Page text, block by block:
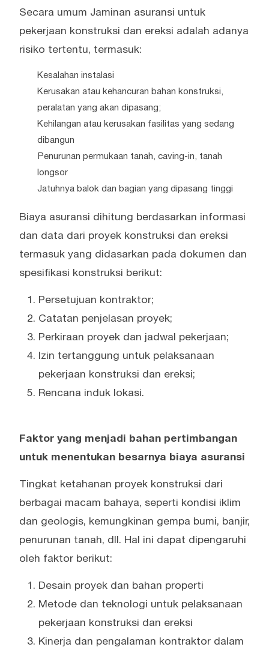
Secara umum Jaminan asuransi untuk
pekerjaan konstruksi dan ereksi adalah adanya
risiko tertentu, termasuk:
Kesalahan instalasi
Kerusakan atau kehancuran bahan konstruksi,
peralatan yang akan dipasang;
Kehilangan atau kerusakan fasilitas yang sedang
dibangun
Penurunan permukaan tanah, caving-in, tanah
longsor
Jatuhnya balok dan bagian yang dipasang tinggi
Biaya asuransi dihitung berdasarkan informasi
dan data dari proyek konstruksi dan ereksi
termasuk yang didasarkan pada dokumen dan
spesifikasi konstruksi berikut:
Persetujuan kontraktor;
Catatan penjelasan proyek;
Perkiraan proyek dan jadwal pekerjaan;
Izin tertanggung untuk pelaksanaan
pekerjaan konstruksi dan ereksi;
Rencana induk lokasi.
Faktor yang menjadi bahan pertimbangan
untuk menentukan besarnya biaya asuransi
Tingkat ketahanan proyek konstruksi dari
berbagai macam bahaya, seperti kondisi iklim
dan geologis, kemungkinan gempa bumi, banjir,
penurunan tanah, dll. Hal ini dapat dipengaruhi
oleh faktor berikut:
Desain proyek dan bahan properti
Metode dan teknologi untuk pelaksanaan
pekerjaan konstruksi dan ereksi
Kinerja dan pengalaman kontraktor dalam